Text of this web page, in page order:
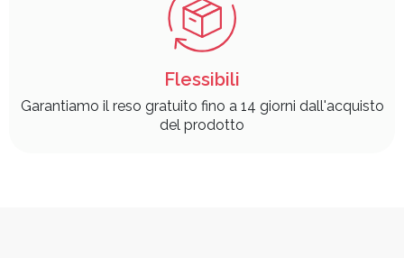
Flessibili
Garantiamo il reso gratuito fino a 14 giorni dall'acquisto
del prodotto